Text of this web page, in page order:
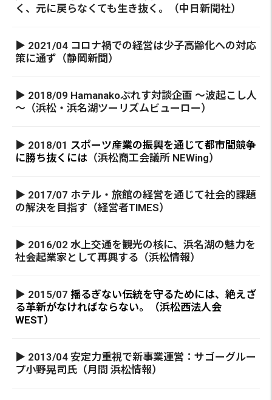
く、元に戻らなくても生き抜く。（中日新聞社）
▶ 2021/04 コロナ禍での経営は少子高齢化への対応
策に通ず（静岡新聞）
▶ 2018/09 Hamanakoぷれす対談企画 ～波起こし人
～（浜松・浜名湖ツーリズムビューロー）
▶ 2018/01 スポーツ産業の振興を通じて都市間競争
に勝ち抜くには （浜松商工会議所 NEWing）
▶ 2017/07 ホテル・旅館の経営を通じて社会的課題
の解決を目指す（経営者TIMES）
▶ 2016/02 水上交通を観光の核に、浜名湖の魅力を
社会起業家として再興する（浜松情報）
▶ 2015/07 揺るぎない伝統を守るためには、絶えざ
る革新がなければならない。（浜松西法人会
WEST）
▶ 2013/04 安定力重視で新事業運営：サゴーグルー
プ小野晃司氏（月間 浜松情報）